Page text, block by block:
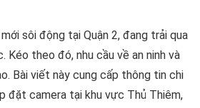
sôi động tại Quận 2, đang trải qua
theo đó, nhu cầu về an ninh và
Bài viết này cung cấp thông tin chi
đặt camera tại khu vực Thủ Thiêm,